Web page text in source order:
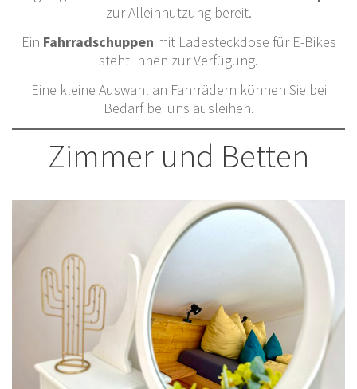
zur Alleinnutzung bereit.
Ein Fahrradschuppen mit Ladesteckdose für E-Bikes
steht Ihnen zur Verfügung.
Eine kleine Auswahl an Fahrrädern können Sie bei
Bedarf bei uns ausleihen.
Zimmer und Betten